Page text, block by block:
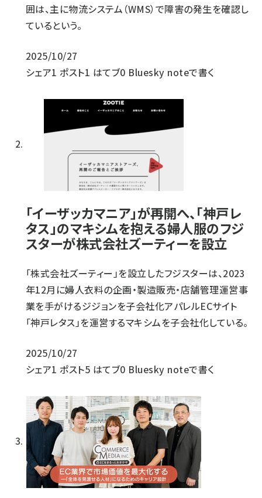
囲は、主に物流システム（WMS）で障害の発生を確認し
ているという。
2025/10/27
シェア1 ポスト1 はてブ0 Bluesky noteで書く
「イーザッカマニア」が再開へ、「神戸レ
タス」のマキシムを抱える婦人服のフジ
スターが株式会社ズーティーを設立
「株式会社ズーティー」を設立したフジスターは、2023
年12月に婦人衣料の企画・製造販売・店舗管理運営事
業を手がけるジジョンを子会社化アパレルECサイト
「神戸レタス」を運営するマキシムを子会社化している。
2025/10/27
シェア1 ポスト5 はてブ0 Bluesky noteで書く